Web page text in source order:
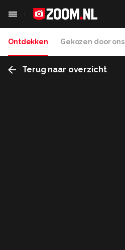
Ontdekken Gekozen door ons
Terug naar overzicht